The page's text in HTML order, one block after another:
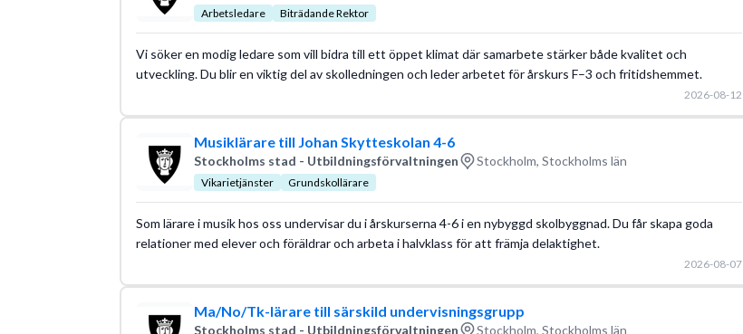
Arbetsledare Biträdande Rektor
Vi söker en modig ledare som vill bidra till ett öppet klimat där samarbete stärker både kvalitet och
utveckling. Du blir en viktig del av skolledningen och leder arbetet för årskurs F–3 och fritidshemmet.
2026-08-12
Musiklärare till Johan Skytteskolan 4-6
Stockholms stad - Utbildningsförvaltningen Stockholm, Stockholms län
Vikarietjänster Grundskollärare
Som lärare i musik hos oss undervisar du i årskurserna 4-6 i en nybyggd skolbyggnad. Du får skapa goda
relationer med elever och föräldrar och arbeta i halvklass för att främja delaktighet.
2026-08-07
Ma/No/Tk-lärare till särskild undervisningsgrupp
Stockholms stad - Utbildningsförvaltningen Stockholm, Stockholms län